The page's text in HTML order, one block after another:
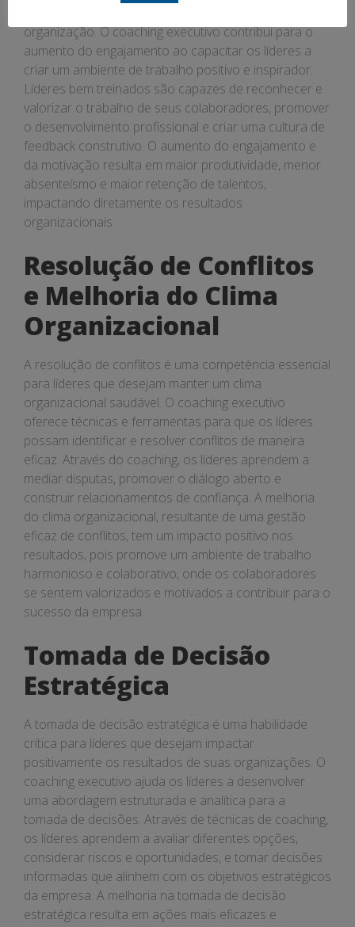
organização. O coaching executivo contribui para o
aumento do engajamento ao capacitar os líderes a
criar um ambiente de trabalho positivo e inspirador.
Líderes bem treinados são capazes de reconhecer e
valorizar o trabalho de seus colaboradores, promover
o desenvolvimento profissional e criar uma cultura de
feedback construtivo. O aumento do engajamento e
da motivação resulta em maior produtividade, menor
absenteísmo e maior retenção de talentos,
impactando diretamente os resultados
organizacionais.
Resolução de Conflitos
e Melhoria do Clima
Organizacional
A resolução de conflitos é uma competência essencial
para líderes que desejam manter um clima
organizacional saudável. O coaching executivo
oferece técnicas e ferramentas para que os líderes
possam identificar e resolver conflitos de maneira
eficaz. Através do coaching, os líderes aprendem a
mediar disputas, promover o diálogo aberto e
construir relacionamentos de confiança. A melhoria
do clima organizacional, resultante de uma gestão
eficaz de conflitos, tem um impacto positivo nos
resultados, pois promove um ambiente de trabalho
harmonioso e colaborativo, onde os colaboradores
se sentem valorizados e motivados a contribuir para o
sucesso da empresa.
Tomada de Decisão
Estratégica
A tomada de decisão estratégica é uma habilidade
crítica para líderes que desejam impactar
positivamente os resultados de suas organizações. O
coaching executivo ajuda os líderes a desenvolver
uma abordagem estruturada e analítica para a
tomada de decisões. Através de técnicas de coaching,
os líderes aprendem a avaliar diferentes opções,
considerar riscos e oportunidades, e tomar decisões
informadas que alinhem com os objetivos estratégicos
da empresa. A melhoria na tomada de decisão
estratégica resulta em ações mais eficazes e